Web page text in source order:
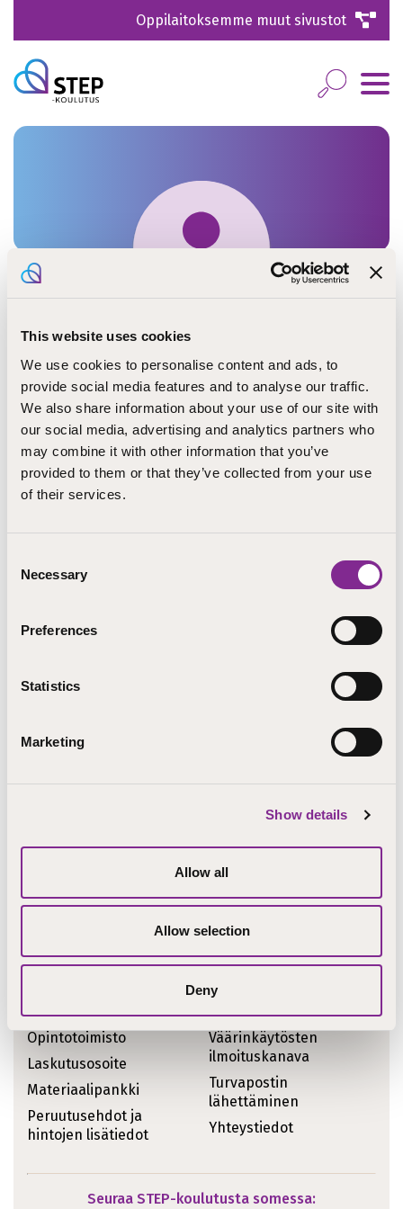
This website uses cookies
We use cookies to personalise content and ads, to
provide social media features and to analyse our traffic.
We also share information about your use of our site with
our social media, advertising and analytics partners who
may combine it with other information that you’ve
provided to them or that they’ve collected from your use
of their services.
Selection
Necessary
Preferences
Statistics
Marketing
Show details
Allow all
Allow selection
Deny
Oppilaitoksemme muut sivustot
Teija Ojala
opettaja
Ruokolahti
Kirjoitukset
Meistä sanottua
Tapahtumat
Uutiskirje
Opintotoimisto
Laskutusosoite
Materiaalipankki
Peruutusehdot ja
hintojen lisätiedot
Väärinkäytösten
ilmoituskanava
Turvapostin
lähettäminen
Yhteystiedot
Seuraa STEP-koulutusta somessa: